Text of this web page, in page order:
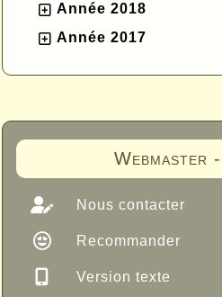
Année 2018
Année 2017
Webmaster
Nous contacter
Recommander
Version texte